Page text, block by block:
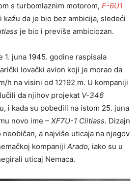
s turbomlaznim motorom, F-6U1
kažu da je bio bez ambicija, sledeći
je bio i previše ambiciozan.
1. juna 1945. godine raspisala
lovački avion koji je morao da
h na visini od 12192 m. U kompaniji
da njihov projekat V-346
i kada su pobedili na istom 25. juna
novo ime – XF7U-1 Ciitlass. Dizajn
a najviše uticaja na njegov
kompaniji Arado, iako su u
uticaj Nemaca.